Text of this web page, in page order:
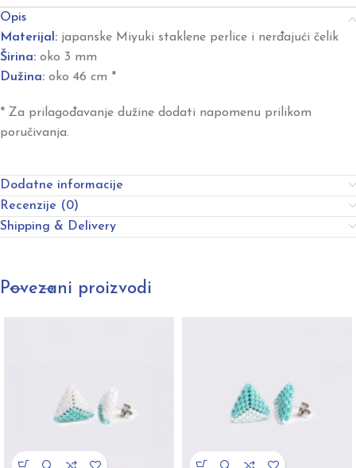
Opis
Materijal: japanske Miyuki staklene perlice i nerđajući čelik
Širina: oko 3 mm
Dužina: oko 46 cm *
* Za prilagođavanje dužine dodati napomenu prilikom
poručivanja.
Dodatne informacije
Recenzije (0)
Shipping & Delivery
Povezani proizvodi